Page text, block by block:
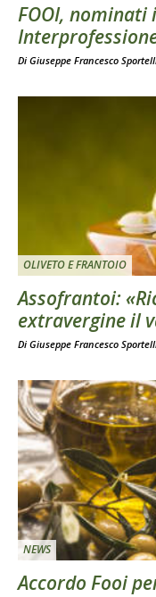
FOOI,
Di Giuseppe Francesco
OLIVETO E FRANTOIO
Assofrantoi:
extravergine il
Di Giuseppe Francesco
NEWS
Accordo Fooi